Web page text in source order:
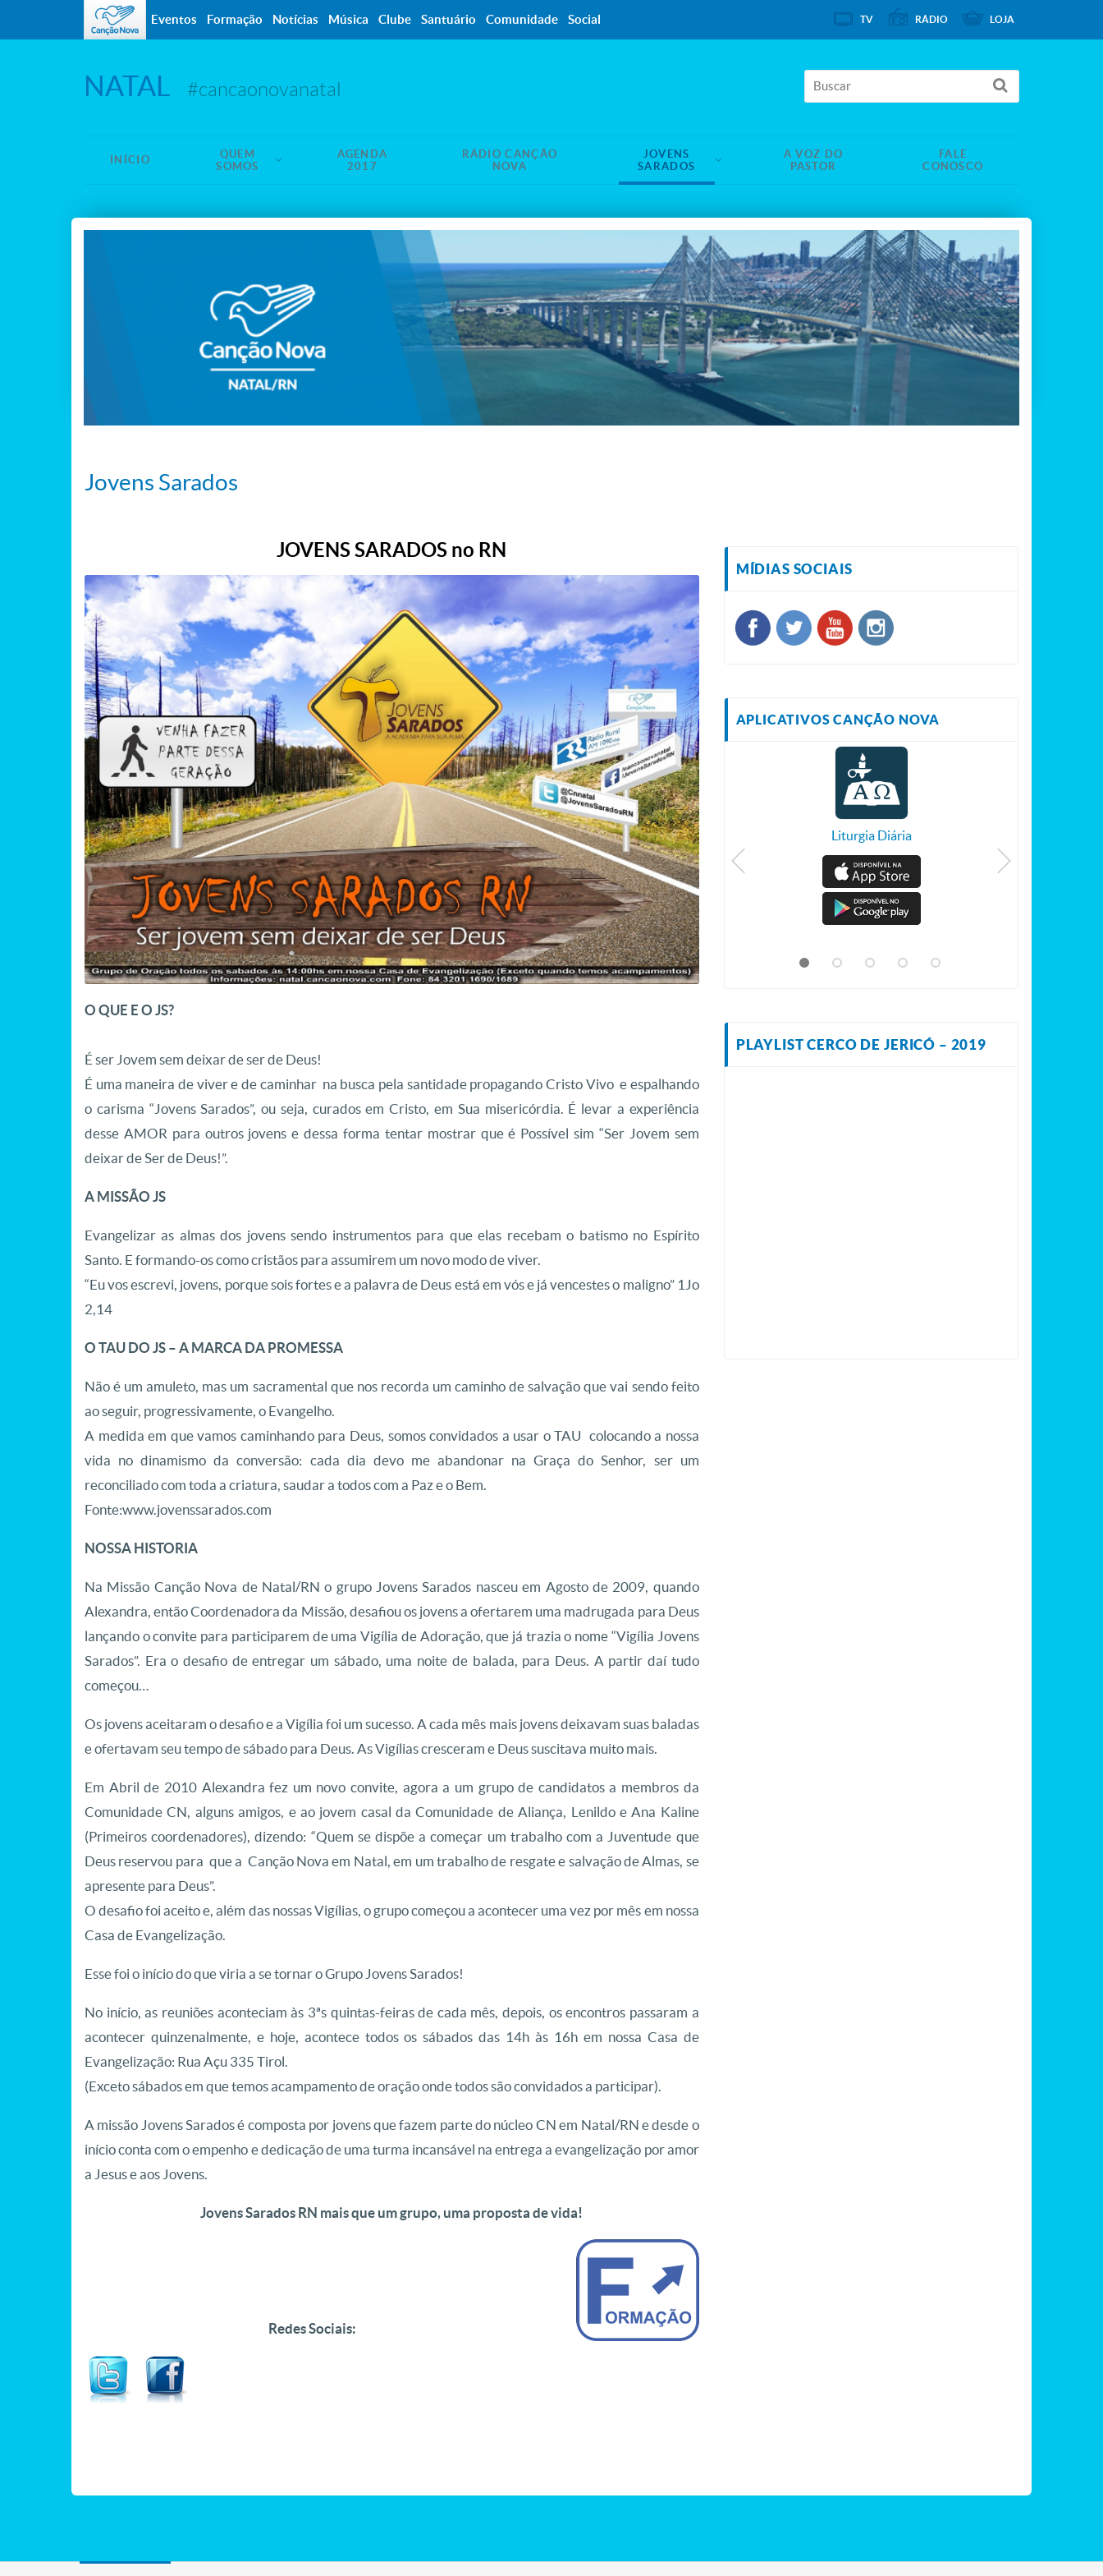
NATAL #cancaonovanatal
INÍCIO
QUEM
SOMOS
AGENDA
2017
RÁDIO CANÇÃO
NOVA
JOVENS
SARADOS
A VOZ DO
PASTOR
FALE
CONOSCO
Jovens Sarados
JOVENS SARADOS no RN
O QUE E O JS?
É ser Jovem sem deixar de ser de Deus!
É uma maneira de viver e de caminhar na busca pela santidade propagando Cristo Vivo e espalhando
o carisma “Jovens Sarados”, ou seja, curados em Cristo, em Sua misericórdia. É levar a experiência
desse AMOR para outros jovens e dessa forma tentar mostrar que é Possível sim “Ser Jovem sem
deixar de Ser de Deus!”.
A MISSÃO JS
Evangelizar as almas dos jovens sendo instrumentos para que elas recebam o batismo no Espírito
Santo. E formando-os como cristãos para assumirem um novo modo de viver.
“Eu vos escrevi, jovens, porque sois fortes e a palavra de Deus está em vós e já vencestes o maligno” 1Jo
2,14
O TAU DO JS – A MARCA DA PROMESSA
Não é um amuleto, mas um sacramental que nos recorda um caminho de salvação que vai sendo feito
ao seguir, progressivamente, o Evangelho.
A medida em que vamos caminhando para Deus, somos convidados a usar o TAU colocando a nossa
vida no dinamismo da conversão: cada dia devo me abandonar na Graça do Senhor, ser um
reconciliado com toda a criatura, saudar a todos com a Paz e o Bem.
Fonte:www.jovenssarados.com
NOSSA HISTORIA
Na Missão Canção Nova de Natal/RN o grupo Jovens Sarados nasceu em Agosto de 2009, quando
Alexandra, então Coordenadora da Missão, desafiou os jovens a ofertarem uma madrugada para Deus
lançando o convite para participarem de uma Vigília de Adoração, que já trazia o nome “Vigília Jovens
Sarados”. Era o desafio de entregar um sábado, uma noite de balada, para Deus. A partir daí tudo
começou…
Os jovens aceitaram o desafio e a Vigília foi um sucesso. A cada mês mais jovens deixavam suas baladas
e ofertavam seu tempo de sábado para Deus. As Vigílias cresceram e Deus suscitava muito mais.
Em Abril de 2010 Alexandra fez um novo convite, agora a um grupo de candidatos a membros da
Comunidade CN, alguns amigos, e ao jovem casal da Comunidade de Aliança, Lenildo e Ana Kaline
(Primeiros coordenadores), dizendo: “Quem se dispõe a começar um trabalho com a Juventude que
Deus reservou para que a Canção Nova em Natal, em um trabalho de resgate e salvação de Almas, se
apresente para Deus”.
O desafio foi aceito e, além das nossas Vigílias, o grupo começou a acontecer uma vez por mês em nossa
Casa de Evangelização.
Esse foi o início do que viria a se tornar o Grupo Jovens Sarados!
No início, as reuniões aconteciam às 3ªs quintas-feiras de cada mês, depois, os encontros passaram a
acontecer quinzenalmente, e hoje, acontece todos os sábados das 14h às 16h em nossa Casa de
Evangelização: Rua Açu 335 Tirol.
(Exceto sábados em que temos acampamento de oração onde todos são convidados a participar).
A missão Jovens Sarados é composta por jovens que fazem parte do núcleo CN em Natal/RN e desde o
início conta com o empenho e dedicação de uma turma incansável na entrega a evangelização por amor
a Jesus e aos Jovens.
Jovens Sarados RN mais que um grupo, uma proposta de vida!
Redes Sociais:
MÍDIAS SOCIAIS
APLICATIVOS CANÇÃO NOVA
CN Plus Liturgia Diária
PLAYLIST CERCO DE JERICÓ – 2019
Eventos Formação Notícias Música Clube Santuário Comunidade Social TV RÁDIO LOJA